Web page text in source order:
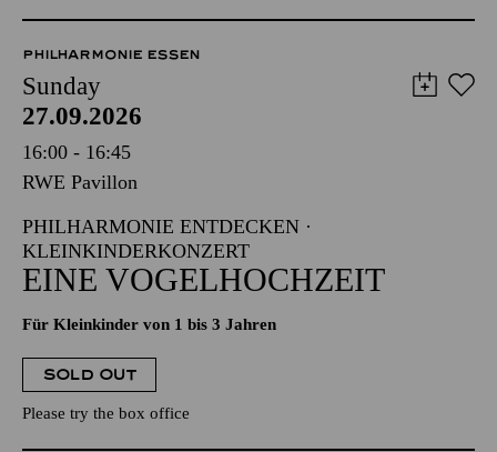
PHILHARMONIE ESSEN
Sunday
27.09.2026
16:00 - 16:45
RWE Pavillon
PHILHARMONIE ENTDECKEN ·
KLEINKINDERKONZERT
EINE VOGELHOCHZEIT
Für Kleinkinder von 1 bis 3 Jahren
SOLD OUT
Please try the box office